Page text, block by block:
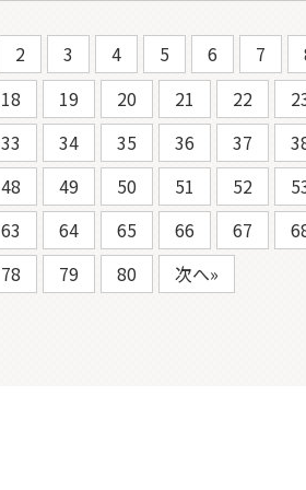
2 3 4 5 6 7
18 19 20 21 22
33 34 35 36 37
48 49 50 51 52
63 64 65 66 67
78 79 80 次へ»